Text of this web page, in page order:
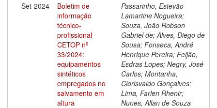
Set-2024
Boletim de
informação
técnico-
profissional
CETOP nº
33/2024:
equipamentos
sintéticos
empregados no
salvamento em
altura
Passarinho, Estevão
Lamartine Nogueira;
Souza, João Robson
Gabriel de; Alves, Diego de
Sousa; Fonseca, André
Henrique Pereira; Feijão,
Esdras Lopes; Negry, José
Carlos; Montanha,
Clorisvaldo Gonçalves;
Lima, Farlen Rhenir;
Nunes, Allan de Souza